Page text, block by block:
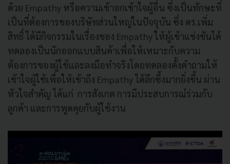
ด้วย Empathy หรือความเข้าอกเข้าใจผู้อื่น ซึ่งเป็นทักษะที่
เป็นที่ต้องการของบริษัทส่วนใหญ่ในปัจจุบัน ซึ่ง ดร.เพิ่ม
สิทธิ์ ได้มีกิจกรรมในเรื่องของ Empathy ให้ผู้เข้าแข่งขันได้
ทดลองเป็นนักออกแบบสินค้าเพื่อให้เหมาะกับความ
ต้องการของผู้ใช้และลงมือทำจริงโดยทดลองตั้งคำถามให้
เข้าใจผู้ใช้เพื่อให้เข้าถึง Empathy ได้ลึกซึ้งมากยิ่งขึ้น ผ่าน
หัวใจสำคัญ ได้แก่ การสังเกต การมีประสบการณ์ร่วมกับ
ลูกค้า และการพูดคุยกับผู้ใช้งาน